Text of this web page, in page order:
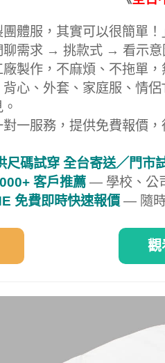
團體服，其實可以很簡單！
聊需求 → 挑款式 → 看示意
廠製作，不麻煩、不拖單
背心、外套、家庭服、情
對一服務，提供免費報價
尺碼試穿 全台寄送／門市
客戶推薦 — 學校、公
免費即時快速報價 — 隨
觀